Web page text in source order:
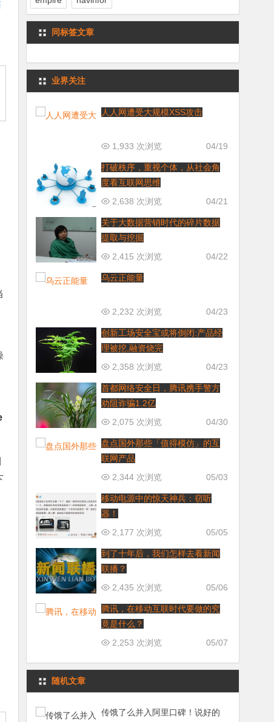
同标签文章
业界关注
人人网遭受大规模XSS攻击
04/19
1,933 次浏览
打破秩序，重视个体，从社会角
度看互联网思维
04/21
2,638 次浏览
关于大数据营销时代的碎片数据
提取与挖掘
04/22
2,415 次浏览
乌云正能量
04/23
2,232 次浏览
创新工场安全宝或将倒闭:产品经
理被挖,融资烧完
04/23
2,358 次浏览
首都网络安全日，腾讯携手警方
劝阻诈骗1.2亿
04/30
2,075 次浏览
盘点国外那些「值得模仿」的互
联网产品
05/03
2,344 次浏览
移动电源中的惊天神兵：窃听
器！
05/05
2,177 次浏览
到了十年后，我们怎样去看新闻
联播？
05/06
2,435 次浏览
腾讯，在移动互联时代要做的究
竟是什么？
05/07
2,253 次浏览
随机文章
传饿了么并入阿里口碑！说好的